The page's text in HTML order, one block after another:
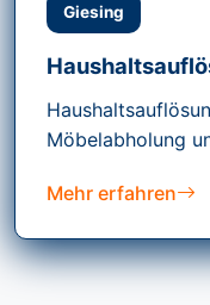
Giesing
Möbelabholung
Mehr erfahren